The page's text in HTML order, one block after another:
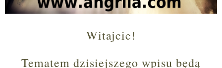
Witajcie!
Tematem dzisiejszego wpisu będą